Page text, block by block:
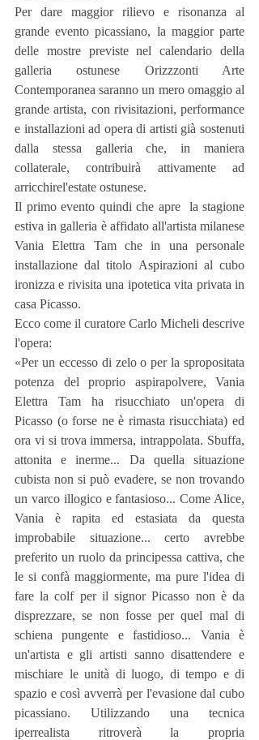
Per dare maggior rilievo e risonanza al
grande evento picassiano, la maggior parte
delle mostre previste nel calendario della
galleria ostunese Orizzzonti Arte
Contemporanea saranno un mero omaggio al
grande artista, con rivisitazioni, performance
e installazioni ad opera di artisti già sostenuti
dalla stessa galleria che, in maniera
collaterale, contribuirà attivamente ad
arricchirel'estate ostunese.
Il primo evento quindi che apre  la stagione
estiva in galleria è affidato all'artista milanese
Vania Elettra Tam che in una personale
installazione dal titolo Aspirazioni al cubo
ironizza e rivisita una ipotetica vita privata in
casa Picasso.
Ecco come il curatore Carlo Micheli descrive
l'opera:
«Per un eccesso di zelo o per la spropositata
potenza del proprio aspirapolvere, Vania
Elettra Tam ha risucchiato un'opera di
Picasso (o forse ne è rimasta risucchiata) ed
ora vi si trova immersa, intrappolata. Sbuffa,
attonita e inerme... Da quella situazione
cubista non si può evadere, se non trovando
un varco illogico e fantasioso... Come Alice,
Vania è rapita ed estasiata da questa
improbabile situazione... certo avrebbe
preferito un ruolo da principessa cattiva, che
le si confà maggiormente, ma pure l'idea di
fare la colf per il signor Picasso non è da
disprezzare, se non fosse per quel mal di
schiena pungente e fastidioso... Vania è
un'artista e gli artisti sanno disattendere e
mischiare le unità di luogo, di tempo e di
spazio e così avverrà per l'evasione dal cubo
picassiano. Utilizzando una tecnica
iperrealista ritroverà la propria